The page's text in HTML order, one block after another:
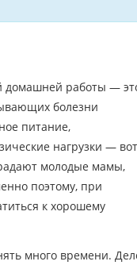
домашней работы —
болезни
питание,
нагрузки — вот
молодые мамы,
поэтому, при
к хорошему
много времени.